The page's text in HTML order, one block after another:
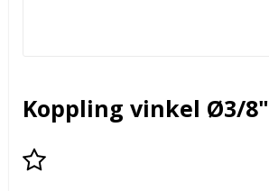
Koppling vinkel Ø3/8"